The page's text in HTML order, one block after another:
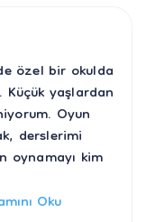
özel bir okulda
Küçük yaşlardan
Oyun
derslerimi
oynamayı kim
Oku